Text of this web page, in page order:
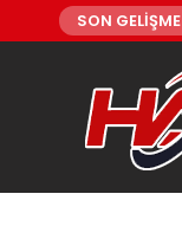
SON GELİŞME